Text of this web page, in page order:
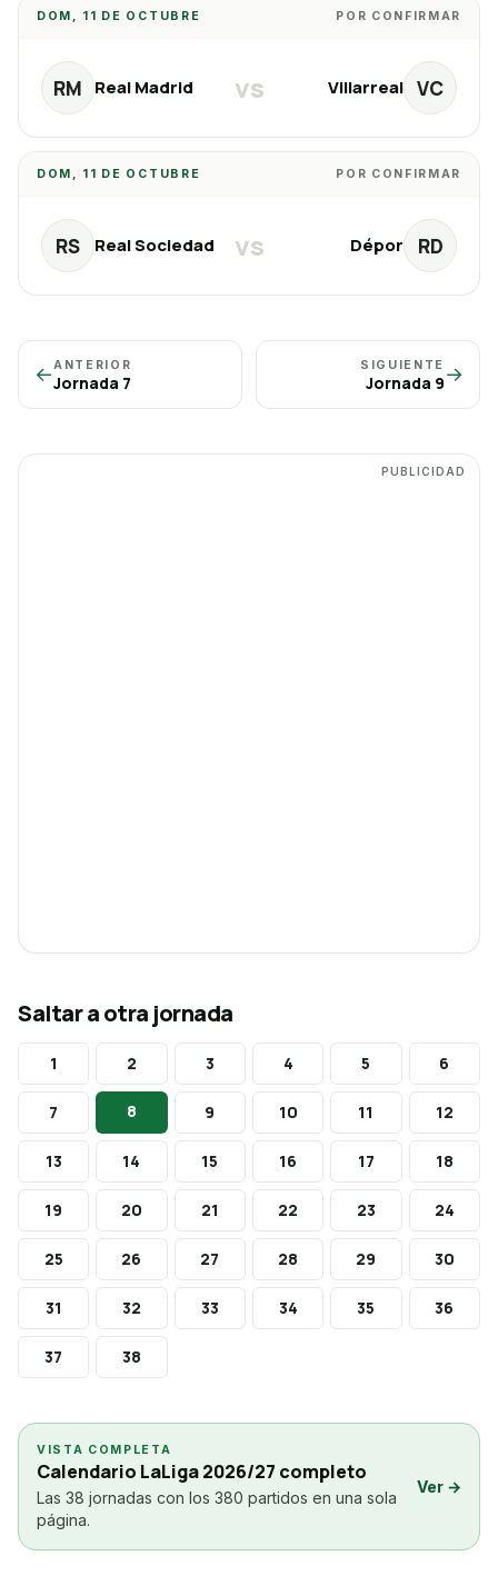
DOM, 11 DE OCTUBRE POR CONFIRMAR
RM Real Madrid vs VC
Villarreal
DOM, 11 DE OCTUBRE POR CONFIRMAR
RS Real Sociedad vs RD
Dépor
←ANTERIOR
Jornada 7
SIGUIENTE
Jornada 9→
PUBLICIDAD
Saltar a otra jornada
1 2 3 4 5 6
7 8 9 10 11 12
13 14 15 16 17 18
19 20 21 22 23 24
25 26 27 28 29 30
31 32 33 34 35 36
37 38
VISTA COMPLETA
Calendario LaLiga 2026/27 completo
Las 38 jornadas con los 380 partidos en una sola
página.
Ver →